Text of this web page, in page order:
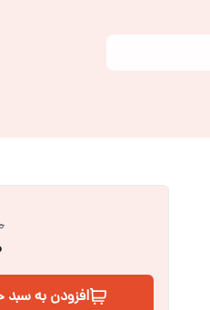
افزودن به سبد